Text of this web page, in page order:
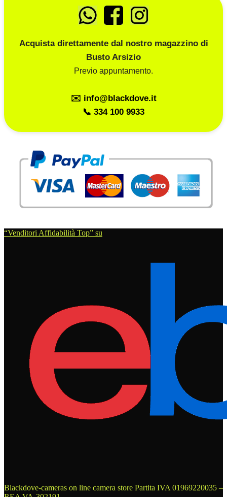
Acquista direttamente dal nostro magazzino di
Busto Arsizio
Previo appuntamento.
✉️ info@blackdove.it
📞 334 100 9933
“Venditori Affidabilità Top” su
Blackdove-cameras on line camera store Partita IVA 01969220035 –